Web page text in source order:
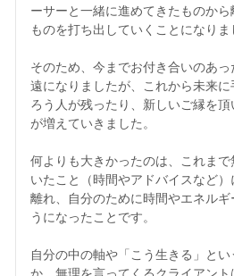
ーサーと一緒に進めてきたものか
ものを打ち出していくことになりま
そのため、今までお付き合いのあ
遠になりましたが、これから未来
ろう人が残ったり、新しいご縁を
が増えていきました。
何よりも大きかったのは、これま
いたこと（時間やアドバイスなど
離れ、自分のために時間やエネル
うになったことです。
自分の中の軸や「こう生きる」と
か、無理を言ってくるクライアン